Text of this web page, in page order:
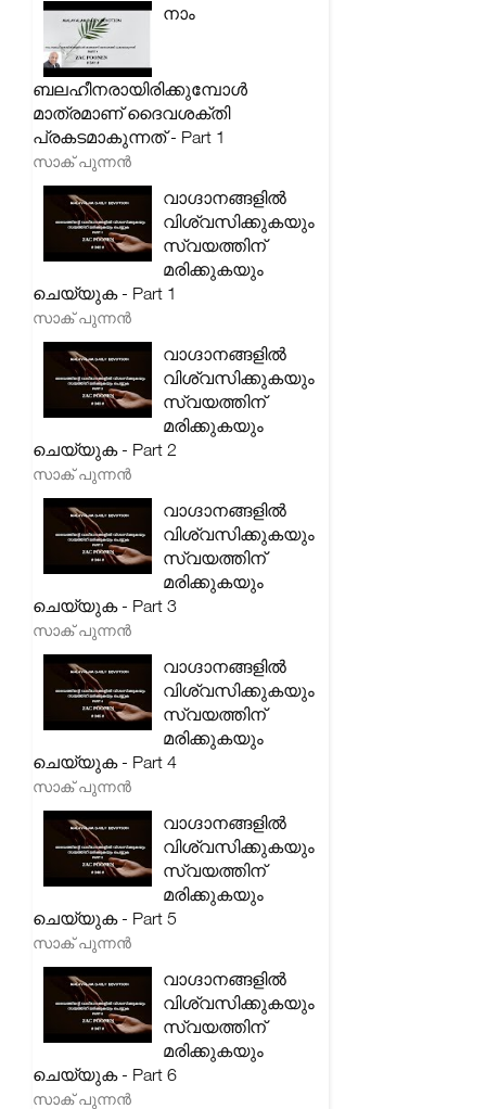
നാം
ബലഹീനരായിരിക്കുമ്പോൾ
മാത്രമാണ് ദൈവശക്തി
പ്രകടമാകുന്നത് - Part 1
സാക് പുന്നൻ
വാഗ്ദാനങ്ങളിൽ
വിശ്വസിക്കുകയും
സ്വയത്തിന്
മരിക്കുകയും
ചെയ്യുക - Part 1
സാക് പുന്നൻ
വാഗ്ദാനങ്ങളിൽ
വിശ്വസിക്കുകയും
സ്വയത്തിന്
മരിക്കുകയും
ചെയ്യുക - Part 2
സാക് പുന്നൻ
വാഗ്ദാനങ്ങളിൽ
വിശ്വസിക്കുകയും
സ്വയത്തിന്
മരിക്കുകയും
ചെയ്യുക - Part 3
സാക് പുന്നൻ
വാഗ്ദാനങ്ങളിൽ
വിശ്വസിക്കുകയും
സ്വയത്തിന്
മരിക്കുകയും
ചെയ്യുക - Part 4
സാക് പുന്നൻ
വാഗ്ദാനങ്ങളിൽ
വിശ്വസിക്കുകയും
സ്വയത്തിന്
മരിക്കുകയും
ചെയ്യുക - Part 5
സാക് പുന്നൻ
വാഗ്ദാനങ്ങളിൽ
വിശ്വസിക്കുകയും
സ്വയത്തിന്
മരിക്കുകയും
ചെയ്യുക - Part 6
സാക് പുന്നൻ